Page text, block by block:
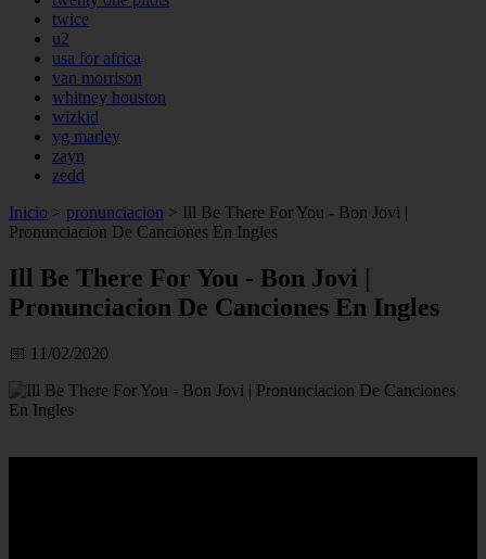
twice
u2
usa for africa
van morrison
whitney houston
wizkid
yg marley
zayn
zedd
Inicio > pronunciacion > Ill Be There For You - Bon Jovi |
Pronunciacion De Canciones En Ingles
Ill Be There For You - Bon Jovi |
Pronunciacion De Canciones En Ingles
📅 11/02/2020